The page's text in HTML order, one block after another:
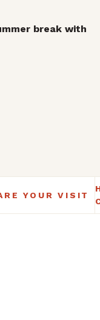
break with
YOUR VISIT